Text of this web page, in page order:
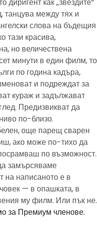
танцува между тях и
слова на бъдещия
тази красива,
но величествена
минути в един филм, то
по година кадъра,
и подреждат за
кураж и задължават
Предизвикват да
по-близо.
още парещ сварен
ако може по-тихо да
по възможност.
замърсяваме
на написаното е в
— в опашката, в
му филм. Или пък не.
за Премиум членове.